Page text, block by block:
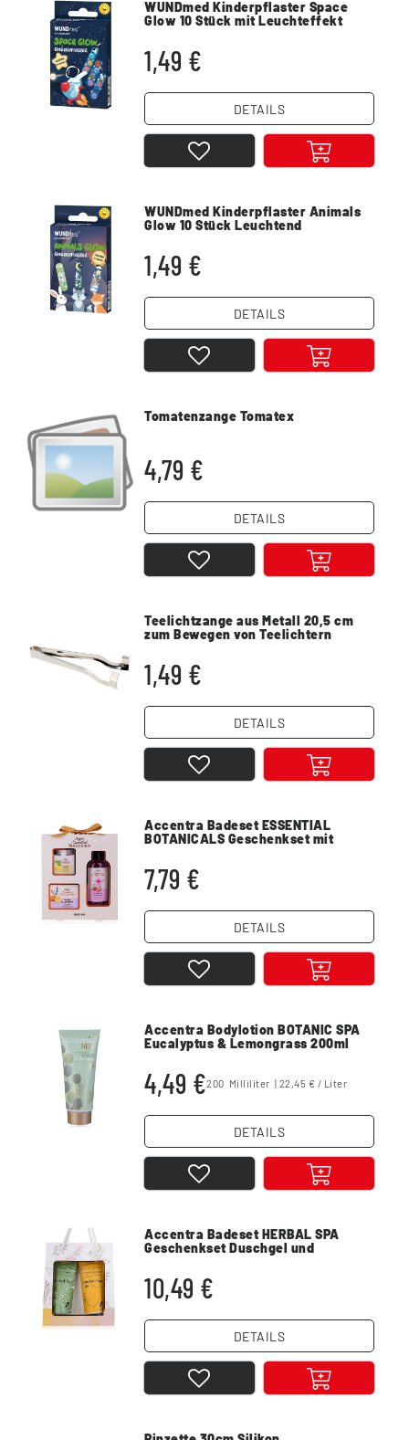
WUNDmed Kinderpflaster Space
Glow 10 Stück mit Leuchteffekt
1,49 €
DETAILS
WUNDmed Kinderpflaster Animals
Glow 10 Stück Leuchtend
1,49 €
DETAILS
Tomatenzange Tomatex
4,79 €
DETAILS
Teelichtzange aus Metall 20,5 cm
zum Bewegen von Teelichtern
1,49 €
DETAILS
Accentra Badeset ESSENTIAL
BOTANICALS Geschenkset mit
7,79 €
DETAILS
Accentra Bodylotion BOTANIC SPA
Eucalyptus & Lemongrass 200ml
4,49 €200 Milliliter | 22,45 € / Liter
DETAILS
Accentra Badeset HERBAL SPA
Geschenkset Duschgel und
10,49 €
DETAILS